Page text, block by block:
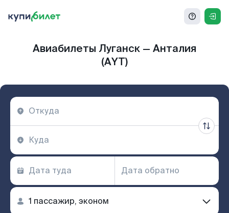
Авиабилеты Луганск — Анталия
(AYT)